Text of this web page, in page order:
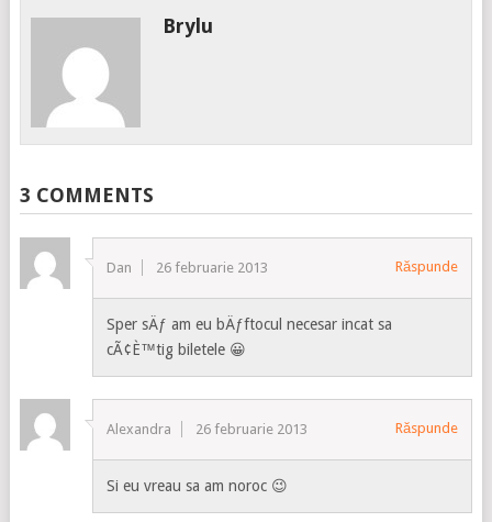
Brylu
3 COMMENTS
Dan 26 februarie 2013 Răspunde
Sper sÄƒ am eu bÄƒftocul necesar incat sa
cÃ¢È™tig biletele 😀
Alexandra 26 februarie 2013 Răspunde
Si eu vreau sa am noroc 😉